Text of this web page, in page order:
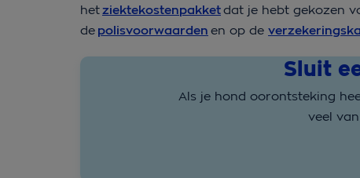
hetziektekostenpakketdat je hebt gekozen
de polisvoorwaarden en op de
Sluit
Als je hond oorontsteking
veel